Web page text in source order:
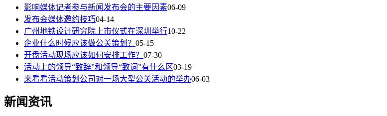
影响媒体记者参与新闻发布会的主要因素06-09
发布会媒体邀约技巧04-14
广州地铁设计研究院上市仪式在深圳举行10-22
企业什么时候应该做公关策划？ 05-15
开盘活动现场应该如何安排工作？ 07-30
活动上的领导“致辞”和领导“致词”有什么区03-19
来看看活动策划公司对一场大型公关活动的举办06-03
新闻资讯